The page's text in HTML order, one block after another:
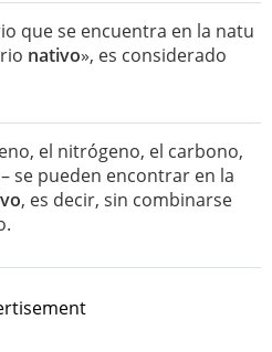
que se encuentra en la natu
nativo», es considerado
el nitrógeno, el carbono,
se pueden encontrar en la
, es decir, sin combinarse